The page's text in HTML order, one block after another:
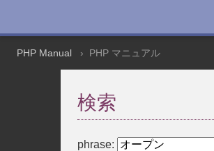
PHP Manual PHP マニュアル
検索
phrase: